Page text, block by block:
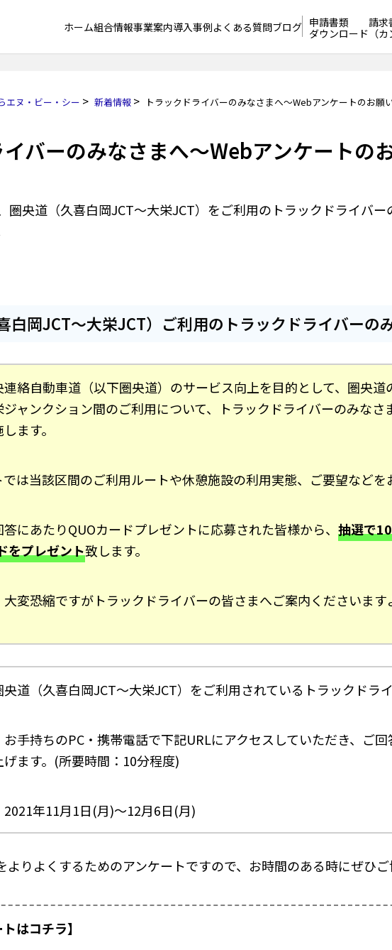
ホーム組合情報事業案内導入事例よくある質問ブログ 申請書類
ダウンロード
請求
（
エヌ・ビー・シー > 新着情報 > トラックドライバーのみなさまへ～Webアンケートのお願
イバーのみなさまへ～Webアンケートの
圏央道（久喜白岡JCT～大栄JCT）をご利用のトラックドライバ
白岡JCT～大栄JCT）ご利用のトラックドライバーの
連絡自動車道（以下圏央道）のサービス向上を目的として、圏央道
ジャンクション間のご利用について、トラックドライバーのみなさ
ます。
は当該区間のご利用ルートや休憩施設の利用実態、ご要望などを
にあたりQUOカードプレゼントに応募された皆様から、 抽選で
をプレゼント致します。
大変恐縮ですがトラックドライバーの皆さまへご案内くださいます
道（久喜白岡JCT～大栄JCT）をご利用されているトラックドラ
手持ちのPC・携帯電話で下記URLにアクセスしていただき、ご
ます。(所要時間：10分程度)
2021年11月1日(月)～12月6日(月)
よりよくするためのアンケートですので、お時間のある時にぜひご
トはコチラ】